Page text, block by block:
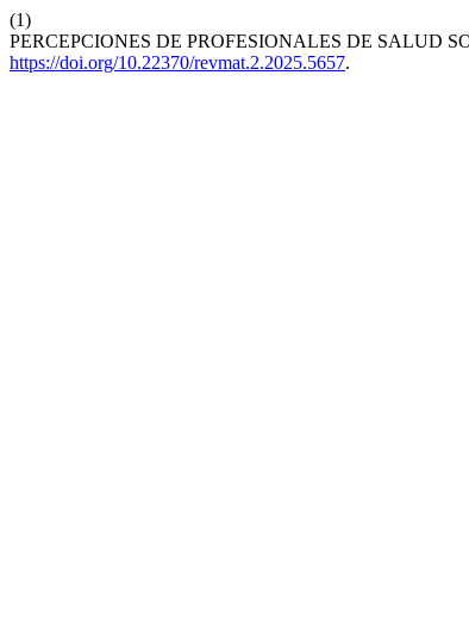
(1)
PERCEPCIONES DE PROFESIONALES DE SALUD
https://doi.org/10.22370/revmat.2.2025.5657.